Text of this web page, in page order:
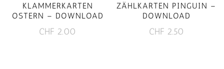
KLAMMERKARTEN
OSTERN – DOWNLOAD
CHF 2.00
ZÄHLKARTEN PINGUIN –
DOWNLOAD
CHF 2.50